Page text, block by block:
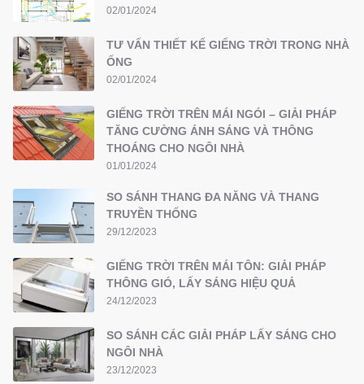
02/01/2024
TƯ VẤN THIẾT KẾ GIẾNG TRỜI TRONG NHÀ
ỐNG
02/01/2024
GIẾNG TRỜI TRÊN MÁI NGÓI – GIẢI PHÁP
TĂNG CƯỜNG ÁNH SÁNG VÀ THÔNG
THOÁNG CHO NGÔI NHÀ
01/01/2024
SO SÁNH THANG ĐA NĂNG VÀ THANG
TRUYỀN THỐNG
29/12/2023
GIẾNG TRỜI TRÊN MÁI TÔN: GIẢI PHÁP
THÔNG GIÓ, LẤY SÁNG HIỆU QUẢ
24/12/2023
SO SÁNH CÁC GIẢI PHÁP LẤY SÁNG CHO
NGÔI NHÀ
23/12/2023